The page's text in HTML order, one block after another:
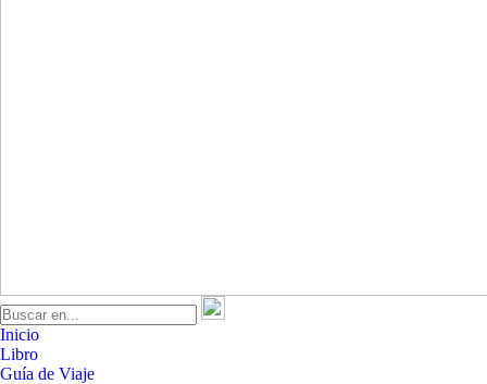
Inicio
Libro
Guía de Viaje